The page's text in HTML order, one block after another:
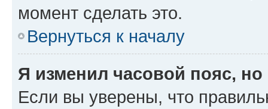
момент сделать это.
Вернуться к началу
Я изменил часовой пояс,
Если вы уверены, что